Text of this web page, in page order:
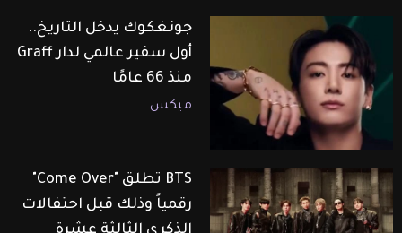
جونغكوك يدخل التاريخ..
أول سفير عالمي لدار Graff
منذ 66 عامًا
ميكس
BTS تطلق "Come Over"
رقمياً وذلك قبل احتفالات